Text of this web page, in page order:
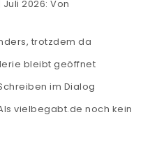
2026: Von
trotzdem da
bleibt geöffnet
im Dialog
vielbegabt.de noch kein